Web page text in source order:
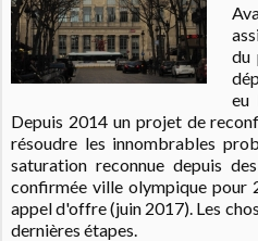
du
eu
Depuis 2014 un projet de
résoudre les innombrables
saturation reconnue depuis
confirmée ville olympique pour
appel d'offre (juin 2017). Les
dernières étapes.